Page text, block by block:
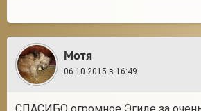
Мотя
06.10.2015 в 16:49
СПАСИБО огромное Эгиде за